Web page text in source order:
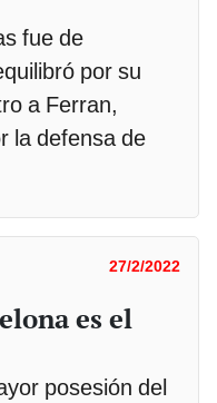
fue de
por su
a Ferran,
la defensa de
27/2/2022
es el
posesión del